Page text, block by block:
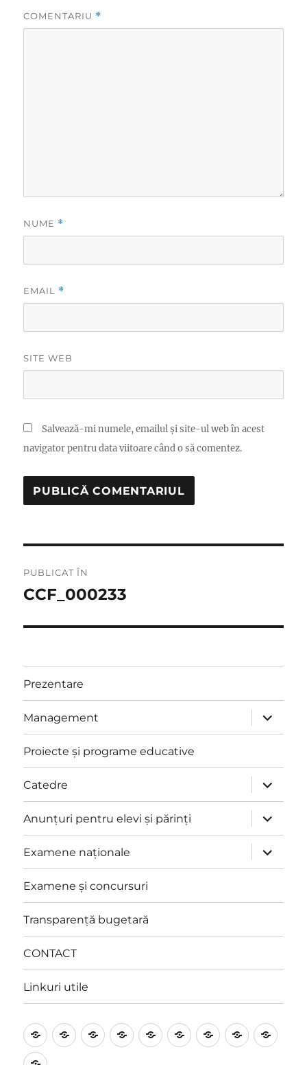
COMENTARIU *
NUME *
EMAIL *
SITE WEB
Salvează-mi numele, emailul și site-ul web în acest
navigator pentru data viitoare când o să comentez.
în
PUBLICAT ÎN
CCF_000233
Prezentare
Management
extinde
meniul
copil
Proiecte și programe educative
Catedre
extinde
meniul
copil
Anunțuri pentru elevi și părinți
extinde
meniul
copil
Examene naționale
extinde
meniul
copil
Examene și concursuri
Transparență bugetară
CONTACT
Linkuri utile
PrezentareManagement
ProiecteCatedreAnunțuriExameneExamene
Linkuri